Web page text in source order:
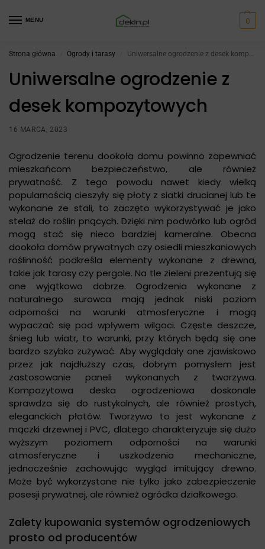
MENU 0
Strona główna Ogrody i tarasy Uniwersalne ogrodzenie z desek kompozytowych
Uniwersalne ogrodzenie z
desek kompozytowych
16 MARCA, 2023
Ogrodzenie terenu dookoła domu powinno zapewniać
mieszkańcom bezpieczeństwo, ale również
prywatność. Z tego powodu nawet kiedy wielką
popularnością cieszyły się płoty z siatki drucianej lub te
wykonane ze stali, to zaczęto wykorzystywać je jako
stelaż do roślin pnących. Dzięki nim podwórko lub ogród
mogą stać się nieco bardziej kameralne. Obecna
dookoła domów prywatnych czy osiedli mieszkaniowych
roślinność podkreśla elementy wykonane z drewna,
takie jak tarasy czy pergole. Na tle zieleni prezentują się
one wyjątkowo dobrze. Ogrodzenia wykonane z
naturalnego surowca mają jednak niski poziom
odporności na warunki atmosferyczne i mogą
wypaczać się pod wpływem wilgoci. Częste deszcze,
śnieg lub wiatr, to warunki, przy których będą się one
bardzo szybko zużywać. Aby wyglądały one zjawiskowo
przez jak najdłuższy czas, dobrym pomysłem jest
zastosowanie paneli wykonanych z tworzywa.
Kompozytowa deska ogrodzeniowa doskonale
sprawdza się do rustykalnych, ale również prostych,
eleganckich płotów. Tworzywo to jest wykonane z
mączki drzewnej i PVC, dlatego charakteryzuje się dużo
wyższym poziomem odporności na warunki
atmosferyczne i uszkodzenia mechaniczne,
jednocześnie zachowując wygląd imitujący drewno.
Może być wykorzystane nie tylko jako zabezpieczenie
posesji prywatnej, ale również ogródka działkowego.
Zalety kupowania systemów ogrodzeniowych
prosto od producentów